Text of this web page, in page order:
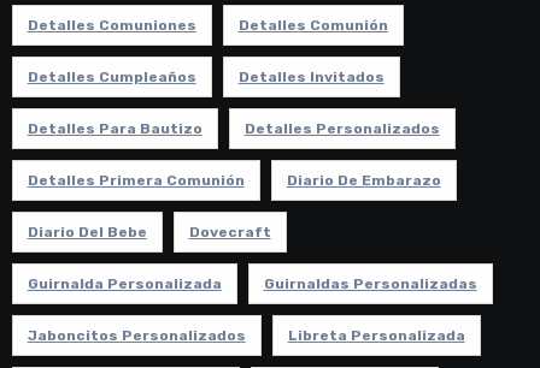
Detalles Comuniones Detalles Comunión
Detalles Cumpleaños Detalles Invitados
Detalles Para Bautizo Detalles Personalizados
Detalles Primera Comunión Diario De Embarazo
Diario Del Bebe Dovecraft
Guirnalda Personalizada Guirnaldas Personalizadas
Jaboncitos Personalizados Libreta Personalizada